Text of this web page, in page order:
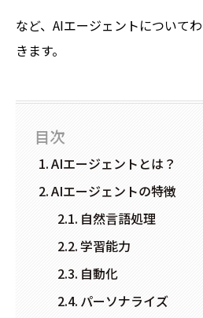
など、AIエージェントについて
きます。
目次
AIエージェントとは？
AIエージェントの特徴
自然言語処理
学習能力
自動化
パーソナライズ